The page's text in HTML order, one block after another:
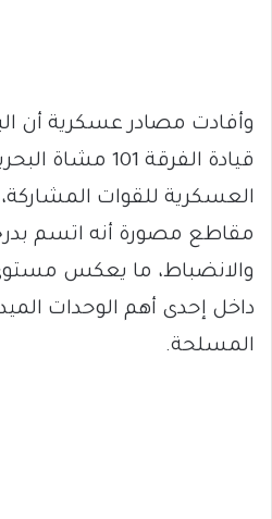
وأفادت مصادر عسكرية أن
قيادة الفرقة 101
العسكرية للقوات
مقاطع مصورة أنه اتسم
والانضباط، ما يعكس مستوى
داخل إحدى أهم الوحدات
المسلحة.